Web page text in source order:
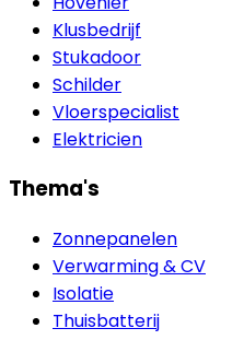
Klusbedrijf
Stukadoor
Schilder
Vloerspecialist
Elektricien
Thema's
Zonnepanelen
Verwarming & CV
Isolatie
Thuisbatterij